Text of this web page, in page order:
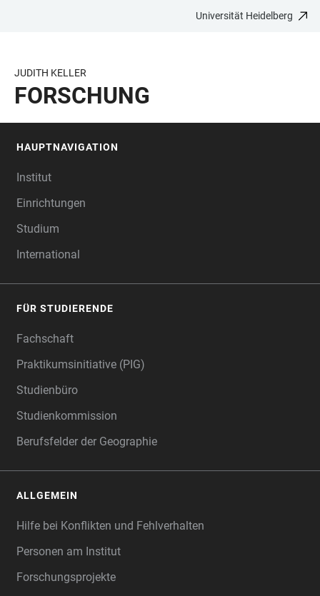
BARRIEREFREIHEIT
Universität Heidelberg
JUDITH KELLER
FORSCHUNG
HAUPTNAVIGATION
Institut
Einrichtungen
Studium
International
FÜR STUDIERENDE
Fachschaft
Praktikumsinitiative (PIG)
Studienbüro
Studienkommission
Berufsfelder der Geographie
ALLGEMEIN
Hilfe bei Konflikten und Fehlverhalten
Personen am Institut
Forschungsprojekte